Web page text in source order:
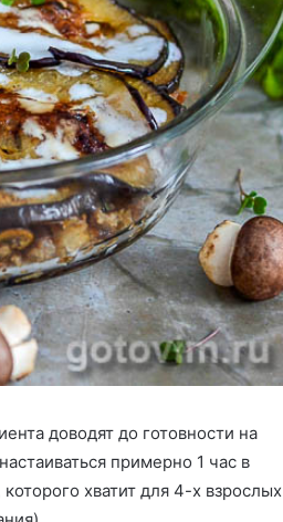
доводят до готовности на
примерно 1 час в
хватит для 4-х взрослых